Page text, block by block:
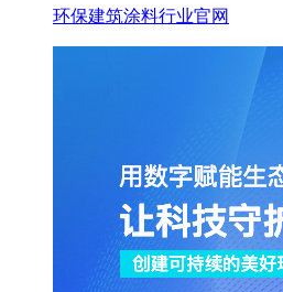
环保建筑涂料行业官网